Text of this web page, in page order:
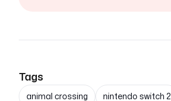
Tags
animal crossing nintendo switch 2